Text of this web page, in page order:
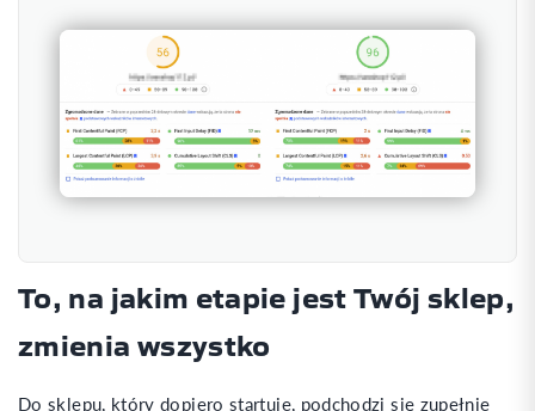
To, na jakim etapie jest Twój sklep,
zmienia wszystko
Do sklepu, który dopiero startuje, podchodzi się zupełnie